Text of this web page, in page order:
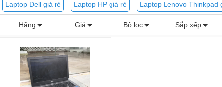
Laptop Dell giá rẻ Laptop HP giá rẻ Laptop Lenovo Thinkpad
Hãng Giá Bộ lọc Sắp xếp